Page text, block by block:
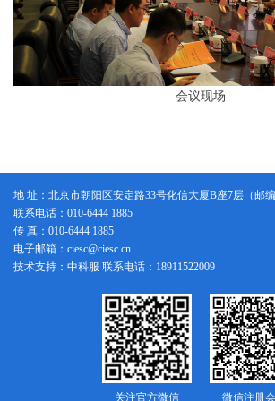
会议现场
地 址：北京市朝阳区安定路33号化信大厦B座7层（邮编
联系电话：010-6444 1885
传 真：010-6444 1885
电子邮箱：ciesc@ciesc.cn
技术支持：中科服 联系电话：18911522009
关注官方微信 微信注册